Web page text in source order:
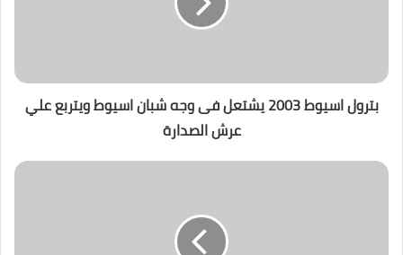
بترول اسيوط 2003 يشتعل فى وجه شبان اسيوط ويتربع علي
عرش الصدارة